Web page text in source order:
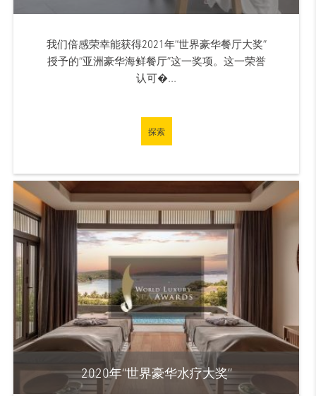
我们倍感荣幸能获得2021年“世界豪华餐厅大奖”
授予的“亚洲豪华海鲜餐厅”这一奖项。这一荣誉
认可�...
探索
2020年“世界豪华水疗大奖”